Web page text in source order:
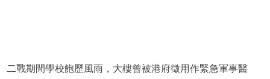
二戰期間學校飽歷風雨，大樓曾被港府徵用作緊急軍事醫